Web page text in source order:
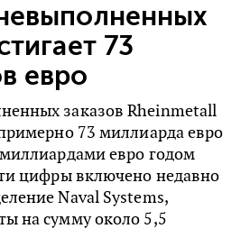
73
евро
заказов Rheinmetall
73 миллиарда евро
евро годом
цифры включено недавно
Naval Systems,
на сумму около 5,5